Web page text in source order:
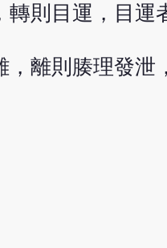
則目運，目運
，離則腠理發